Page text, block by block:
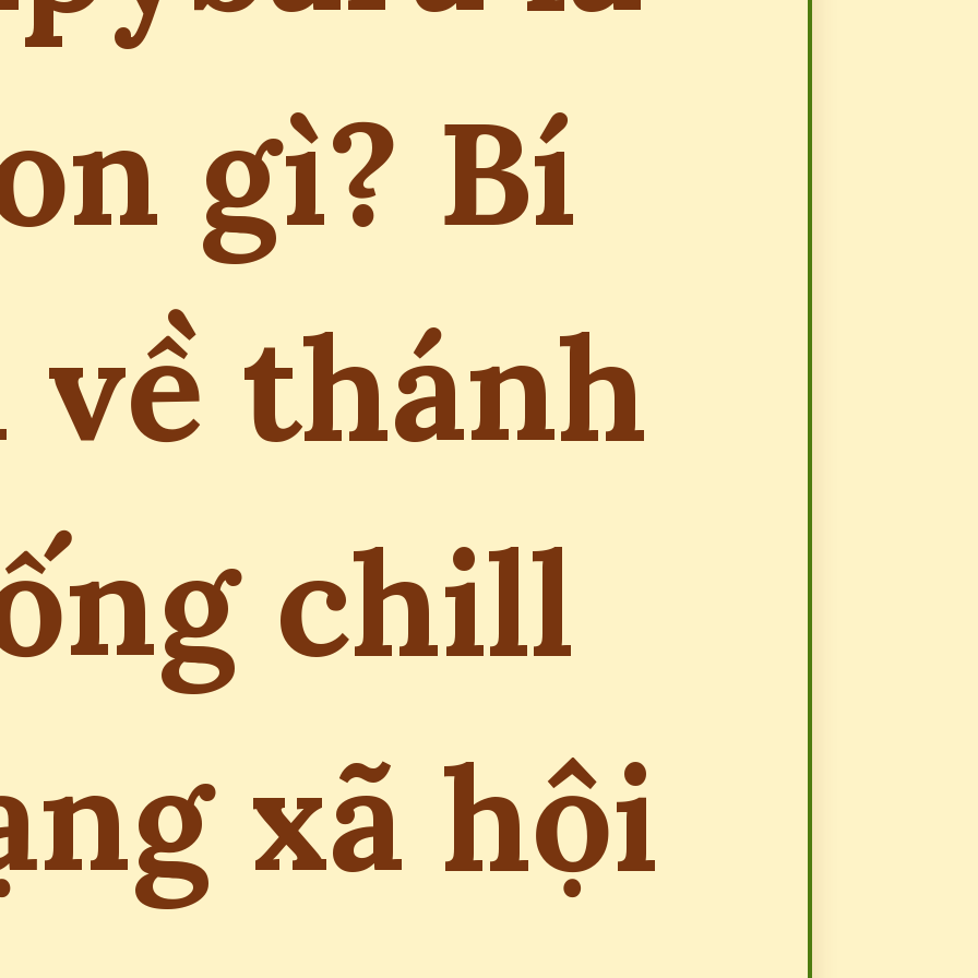
gì? Bí
về thánh
chill
xã hội